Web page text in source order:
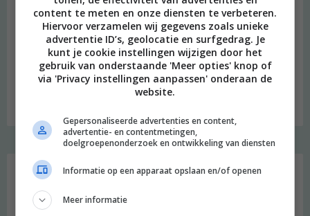
beeld: Ari Versluis
Hi, ik ben Merel! Ik neem je graag mee in mijn persoonlijke
onderzoek naar een duurzame en meer bewuste leefstijl.
content te meten en onze diensten te verbeteren.
Hiervoor verzamelen wij gegevens zoals unieke
advertentie ID’s, geolocatie en surfgedrag. Je
kunt je cookie instellingen wijzigen door het
gebruik van onderstaande 'Meer opties' knop of
via 'Privacy instellingen aanpassen' onderaan de
website.
Gepersonaliseerde advertenties en content,
advertentie- en contentmetingen,
doelgroepenonderzoek en ontwikkeling van diensten
Informatie op een apparaat opslaan en/of openen
Meer informatie